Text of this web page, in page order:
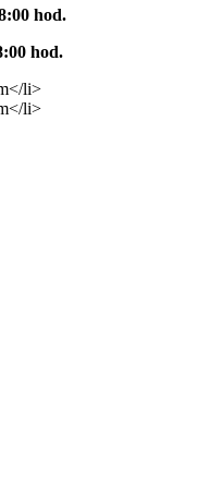
hod.
hod.
li>
li>